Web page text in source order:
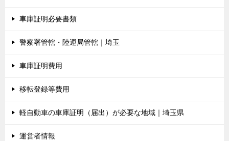
車庫証明必要書類
警察署管轄・陸運局管轄｜埼玉
車庫証明費用
移転登録等費用
軽自動車の車庫証明（届出）が必要な地域｜埼玉県
運営者情報